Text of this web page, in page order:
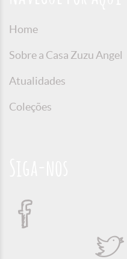
Home
Sobre a Casa Zuzu Angel
Atualidades
Coleções